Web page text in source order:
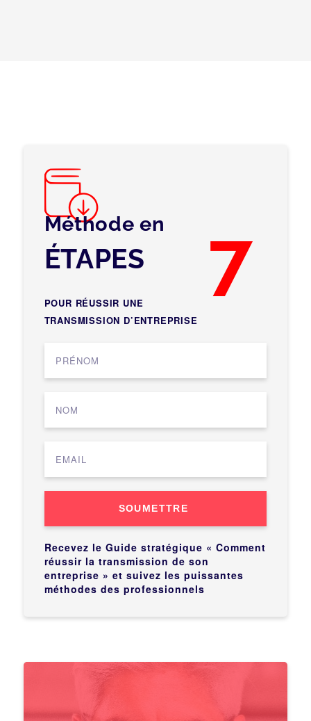
Méthode en 7
ÉTAPES
POUR RÉUSSIR UNE
TRANSMISSION D’ENTREPRISE
SOUMETTRE
Recevez le Guide stratégique « Comment
réussir la transmission de son
entreprise » et suivez les puissantes
méthodes des professionnels